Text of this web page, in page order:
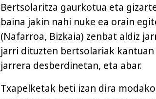
Bertsolaritza gaurkotua eta
baina jakin nahi nuke ea orain
(Nafarroa, Bizkaia) zenbat aldiz
jarri dituzten bertsolariak
jarrera desberdinetan, eta abar.
Txapelketak beti izan dira